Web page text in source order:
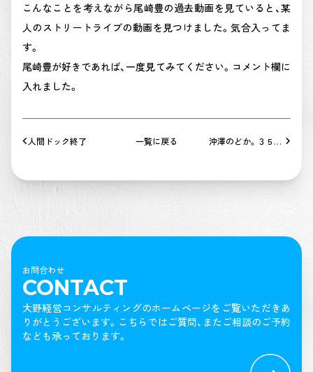
こんなことを考えながら尾崎豊の過去動画を見ていると、某
人のストリートライブの動画を見つけました。気合入ってま
す。
尾崎豊が好きであれば、一度見てみてください。コメント欄に
入れました。
人間ドック終了 一覧に戻る
沖澤のどか。３５歳
お問合わせ
CONTACT
大野経営コンサルティングのホームページをご覧いただきあ
りがとうございます。 こちらではご質問、またご相談のご予約
なども承っております。